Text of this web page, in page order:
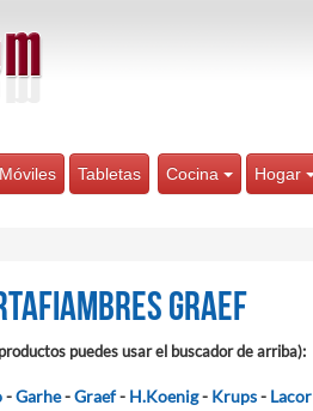
Móviles Tabletas Cocina Hogar
Graef
puedes usar el buscador de arriba):
-Garhe-Graef- H.Koenig- Krups- Lacor